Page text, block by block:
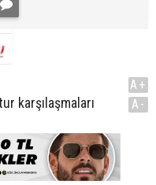
karşılaşmaları
A+
A-